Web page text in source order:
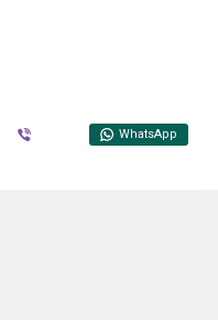
WhatsApp